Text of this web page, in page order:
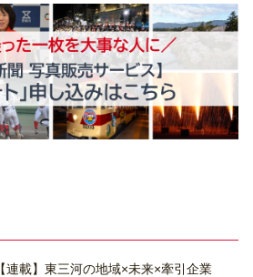
【連載】東三河の地域×未来×牽引企業